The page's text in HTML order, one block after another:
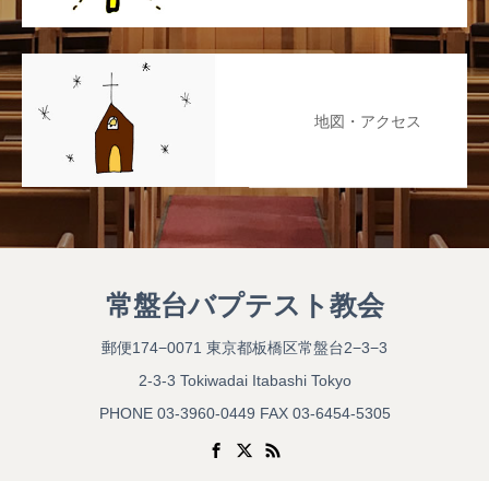
地図・アクセス
常盤台バプテスト教会
郵便174−0071 東京都板橋区常盤台2−3−3
2-3-3 Tokiwadai Itabashi Tokyo
PHONE 03-3960-0449 FAX 03-6454-5305